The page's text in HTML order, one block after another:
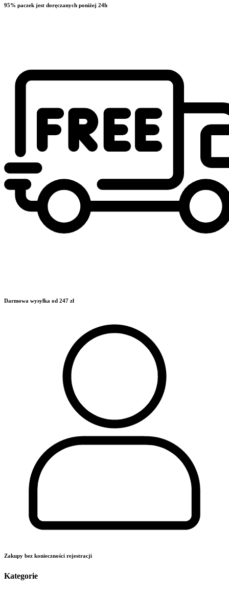
95% paczek jest doręczanych poniżej 24h
Darmowa wysyłka od 247 zł
Zakupy bez konieczności rejestracji
Kategorie